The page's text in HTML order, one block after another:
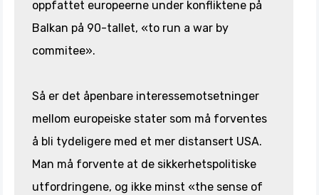
oppfattet europeerne under konfliktene på
Balkan på 90-tallet, «to run a war by
commitee».
Så er det åpenbare interessemotsetninger
mellom europeiske stater som må forventes
å bli tydeligere med et mer distansert USA.
Man må forvente at de sikkerhetspolitiske
utfordringene, og ikke minst «the sense of